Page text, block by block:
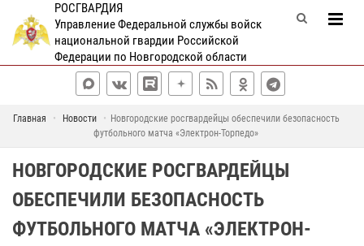
РОСГВАРДИЯ
Управление Федеральной службы войск
национальной гвардии Российской
Федерации по Новгородской области
Главная Новости
Новгородские росгвардейцы обеспечили безопасность
футбольного матча «Электрон-Торпедо»
НОВГОРОДСКИЕ РОСГВАРДЕЙЦЫ
ОБЕСПЕЧИЛИ БЕЗОПАСНОСТЬ
ФУТБОЛЬНОГО МАТЧА «ЭЛЕКТРОН-